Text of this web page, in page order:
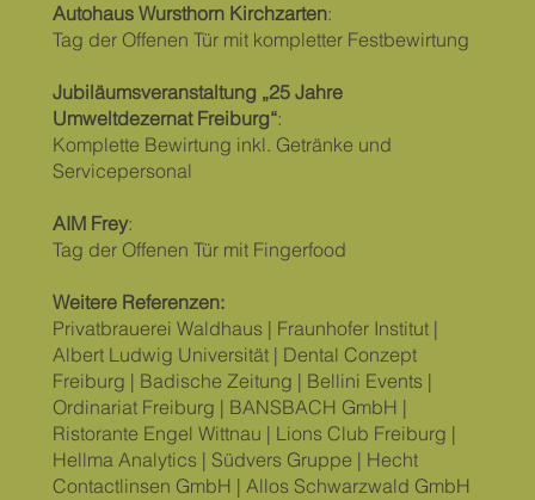
Autohaus Wursthorn Kirchzarten:
Tag der Offenen Tür mit kompletter Festbewirtung
Jubiläumsveranstaltung „25 Jahre
Umweltdezernat Freiburg“:
Komplette Bewirtung inkl. Getränke und
Servicepersonal
AIM Frey:
Tag der Offenen Tür mit Fingerfood
Weitere Referenzen:
Privatbrauerei Waldhaus | Fraunhofer Institut |
Albert Ludwig Universität | Dental Conzept
Freiburg | Badische Zeitung | Bellini Events |
Ordinariat Freiburg | BANSBACH GmbH |
Ristorante Engel Wittnau | Lions Club Freiburg |
Hellma Analytics | Südvers Gruppe | Hecht
Contactlinsen GmbH | Allos Schwarzwald GmbH